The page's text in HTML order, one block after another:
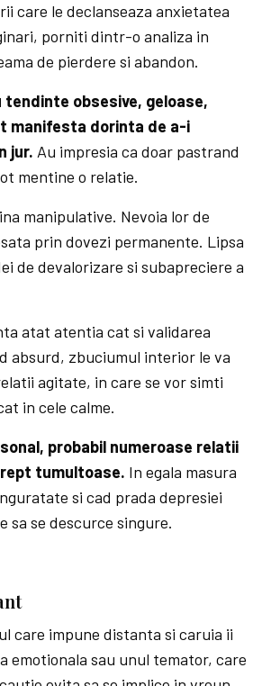
care le declanseaza anxietatea
porniti dintr-o analiza in
de pierdere si abandon.
tendinte obsesive, geloase,
manifesta dorinta de a-i
jur. Au impresia ca doar pastrand
mentine o relatie.
manipulative. Nevoia lor de
prin dovezi permanente. Lipsa
de devalorizare si subapreciere a
atat atentia cat si validarea
absurd, zbuciumul interior le va
agitate, in care se vor simti
in cele calme.
probabil numeroase relatii
tumultoase. In egala masura
si cad prada depresiei
sa se descurce singure.
care impune distanta si caruia ii
emotionala sau unul temator, care